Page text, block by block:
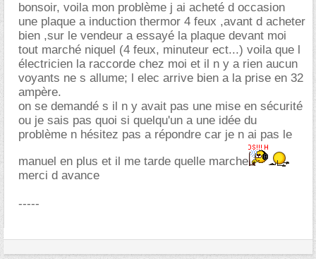
bonsoir, voila mon problème j ai acheté d occasion
une plaque a induction thermor 4 feux ,avant d acheter
bien ,sur le vendeur a essayé la plaque devant moi
tout marché niquel (4 feux, minuteur ect...) voila que l
électricien la raccorde chez moi et il n y a rien aucun
voyants ne s allume; l elec arrive bien a la prise en 32
ampère.
on se demandé s il n y avait pas une mise en sécurité
ou je sais pas quoi si quelqu'un a une idée du
problème n hésitez pas a répondre car je n ai pas le
manuel en plus et il me tarde quelle marche
merci d avance
-----